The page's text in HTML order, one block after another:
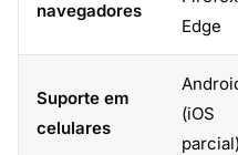
navegadores
Edge
Suporte em
celulares
(iOS
parcial)